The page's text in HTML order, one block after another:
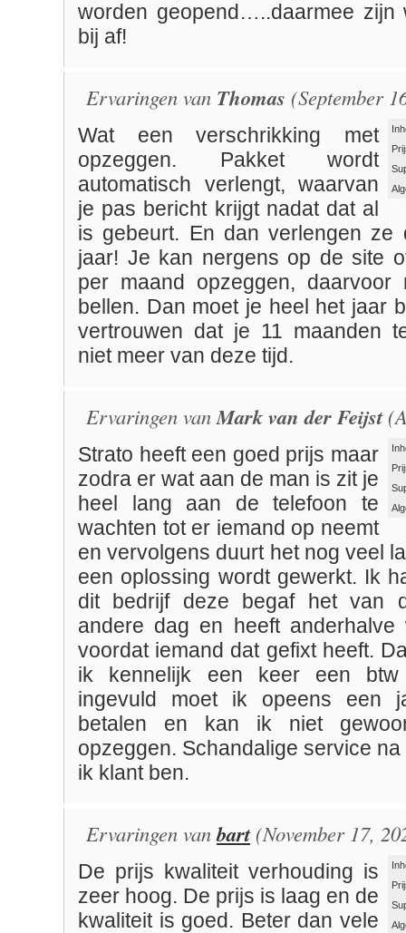
worden geopend…..daarmee zijn
bij af!
Ervaringen van Thomas (September
Wat een verschrikking met
opzeggen. Pakket wordt
automatisch verlengt, waarvan
je pas bericht krijgt nadat dat al
is gebeurt. En dan verlengen ze
jaar! Je kan nergens op de site
per maand opzeggen, daarvoor
bellen. Dan moet je heel het jaar
vertrouwen dat je 11 maanden
niet meer van deze tijd.
Ervaringen vanMark van der Feijst
Strato heeft een goed prijs maar
zodra er wat aan de man is zit je
heel lang aan de telefoon te
wachten tot er iemand op neemt
en vervolgens duurt het nog veel
een oplossing wordt gewerkt. Ik
dit bedrijf deze begaf het van
andere dag en heeft anderhalve
voordat iemand dat gefixt heeft.
ik kennelijk een keer een btw
ingevuld moet ik opeens een
betalen en kan ik niet
opzeggen. Schandalige service
ik klant ben.
Ervaringen vanbart(November 17,
De prijs kwaliteit verhouding is
zeer hoog. De prijs is laag en de
kwaliteit is goed. Beter dan vele